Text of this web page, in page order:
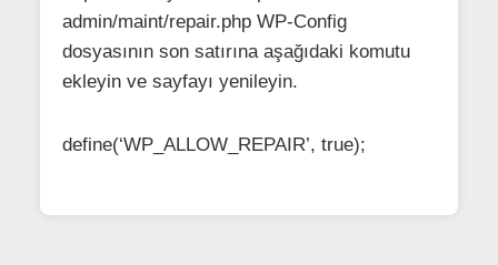
admin/maint/repair.php WP-Config
dosyasının son satırına aşağıdaki komutu
ekleyin ve sayfayı yenileyin.
define(‘WP_ALLOW_REPAIR’, true);